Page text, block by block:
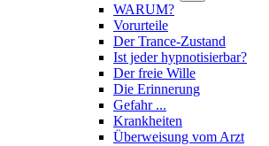
WARUM?
Vorurteile
Der Trance-Zustand
Ist jeder hypnotisierbar?
Der freie Wille
Die Erinnerung
Gefahr ...
Krankheiten
Überweisung vom Arzt